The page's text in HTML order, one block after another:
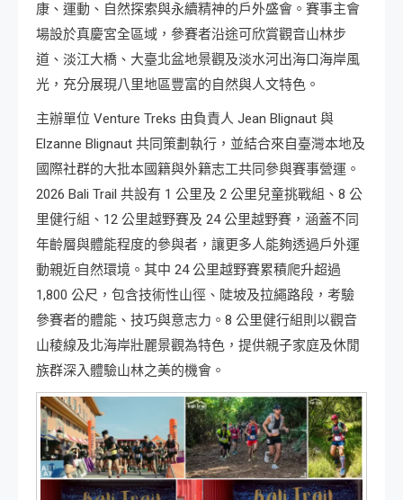
康、運動、自然探索與永續精神的戶外盛會。賽事主會
場設於真慶宮全區域，參賽者沿途可欣賞觀音山林步
道、淡江大橋、大臺北盆地景觀及淡水河出海口海岸風
光，充分展現八里地區豐富的自然與人文特色。
主辦單位 Venture Treks 由負責人 Jean Blignaut 與
Elzanne Blignaut 共同策劃執行，並結合來自臺灣本地及
國際社群的大批本國籍與外籍志工共同參與賽事營運。
2026 Bali Trail 共設有 1 公里及 2 公里兒童挑戰組、8 公
里健行組、12 公里越野賽及 24 公里越野賽，涵蓋不同
年齡層與體能程度的參與者，讓更多人能夠透過戶外運
動親近自然環境。其中 24 公里越野賽累積爬升超過
1,800 公尺，包含技術性山徑、陡坡及拉繩路段，考驗
參賽者的體能、技巧與意志力。8 公里健行組則以觀音
山稜線及北海岸壯麗景觀為特色，提供親子家庭及休閒
族群深入體驗山林之美的機會。